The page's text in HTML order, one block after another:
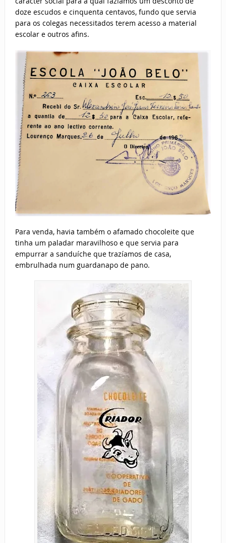
doze escudos e cinquenta centavos, fundo que servia
para os colegas necessitados terem acesso a material
escolar e outros afins.
Para venda, havia também o afamado chocoleite que
tinha um paladar maravilhoso e que servia para
empurrar a sanduíche que trazíamos de casa,
embrulhada num guardanapo de pano.